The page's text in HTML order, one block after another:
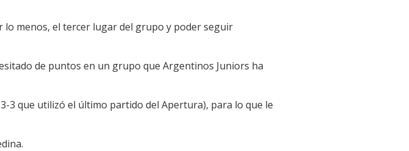
menos, el tercer lugar del grupo y poder seguir
de puntos en un grupo que Argentinos Juniors ha
3 que utilizó el último partido del Apertura), para lo que le